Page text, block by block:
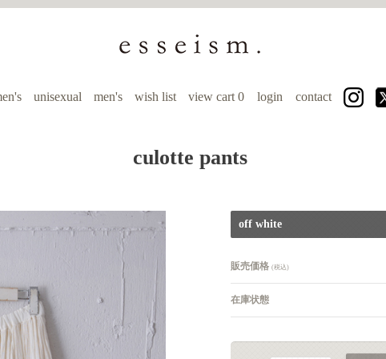
unisexual men's wish list view cart 0 login contact
culotte pants
off white
販売価格 (税込)
在庫状態